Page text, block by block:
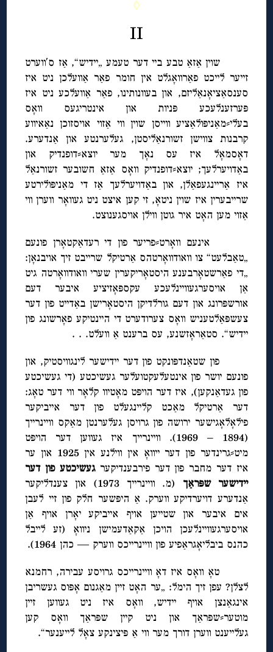
◊
II
שוין אַזאַ טבע ביי דער טעמע „יידיש“, אַז ס′ווערט
זייער לייכט פאַרוואָגלט אין חומר פאַר אַוועלכן ניט איז
סענסאַציאָנאַליזם, און בעוונותינו, פאַר אַוועלכע ניט איז
פּערזענלעכע פּניות און אינטריגעס וואָס
בעלי⸗מאַניפּולאַציע ווייסן שוין ווי אַזוי אויסזוכן נאַאיווע
קרבנות צווישן זשורנאַליסטן, געלערנטע און אַנדערע.
דאָסמאָל איז עס נאָך מער יוצא⸗דופנדיק און
באַדויערלעך; יוצא⸗דופנדיק וואָס אַזאַ חשובער זשורנאַל
איז אַריינגעפאַלן, און באַדויערלעך אַז די מאַניפּולירטע
שרייבערין איז שוין ניטאָ, זי קען איצט ניט געוואָר ווערן ווי
אַזוי מען האָט איר גוטן ווילן אויסגענוצט.
אינעם וואָרט⸗פריער פון די רעדאַקטאָרן פונעם
„טאַבלעט“ צו וואודוואָרטהס אַרטיקל שרייבט זיך אויבנאָן:
„די פאַרשטאָרבענע היסטאָריקערין שערי וואודוואָרטה גיט
אַן אויסערגעוויינלעכע עקספּאָזיציע איבער דעם
אורשפּרונג און דעם גורלדיקן היסטאָרישן באַדייט פון דער
צעשפּאַלטעניש וואָס צערודערט די היינטיקע פאָרשונג פון
יידיש“. סטאַראָזשנע, עס ברענט אַ וועלט. . .
פון שטאַנדפּונקט פון דער יידישער לינגוויסטיק, און
פונעם יושר פון אינטעלעקטועלער געשיכטע (די געשיכטע
פון געדאַנקען), איז דער הויפּט מאָטיוו קלאָר ווי דער טאָג:
דער אַרטיקל מאַכט קליינגעלט פון דער אייביקער
פילאָלאָגישער ירושה פון גרויסן געלערנטן מאַקס וויינרייך
(1894 – 1969). וויינרייך איז געווען דער הויפּט
מיט⸗גרינדער פון דער ייוואָ אין ווילנע אין 1925 און ער
איז דער מחבר פון דער פירבענדיקער געשיכטע פון דער
יידישער שפּראַך
(מ. וויינרייך 1973) און צענדליקער
אַנדערע דויערדיקע ווערק. אַ היפּשער חלק פון זיי לעבן
אים איבער און שטייען אויף אייביקע יאָרן אויף אַן
אויסערגעוויינלעכן הויכן אַקאַדעמישן ניוואָ (זע לייבל
כהנס ביבליאָגראַפיע פון וויינרייכס ווערק — כהן 1964).
טאָ וואָס איז דאָ וויינרייכס גרויסע עבירה, רחמנא
לצלן? עפן זיך הימל: „ער האָט זיין מאַגנום אָפּוס געשריבן
אינגאַנצן אויף יידיש, וואָס איז ניט געווען זיין
מוטער⸗שפּראַך און ניט קיין שפּראַך וואָס קען
געלייענט ווערן דורך מער ווי אַ פּיצינקע צאָל לייענער“.